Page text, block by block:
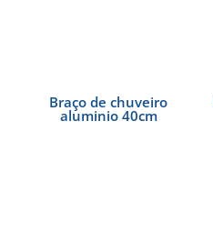
Braço de chuveiro
aluminio 40cm